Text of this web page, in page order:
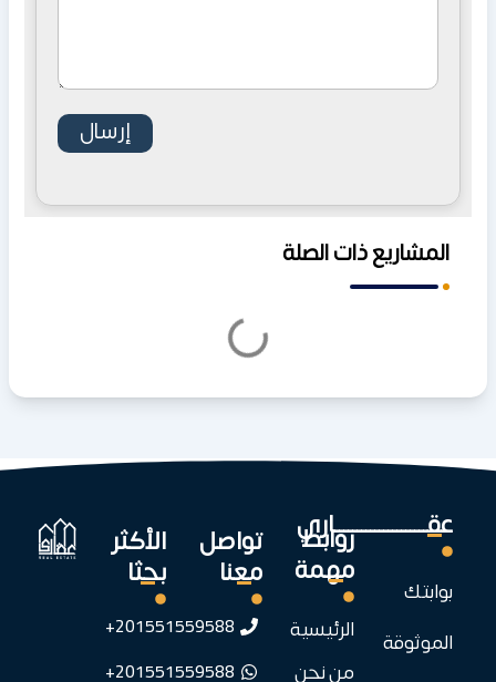
المشاريع ذات الصلة
عقـــــــــــــــــــــاري
بوابتك
الموثوقة
روابط
مهمة
الرئيسية
من نحن
تواصل
معنا
201551559588+
201551559588+
الأكثر
بحثا